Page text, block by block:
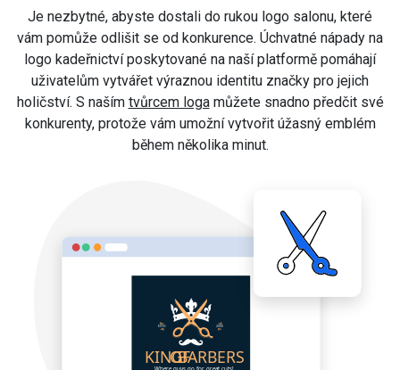
Je nezbytné, abyste dostali do rukou logo salonu, které
vám pomůže odlišit se od konkurence. Úchvatné nápady na
logo kadeřnictví poskytované na naší platformě pomáhají
uživatelům vytvářet výraznou identitu značky pro jejich
holičství. S naším tvůrcem logamůžete snadno předčit své
konkurenty, protože vám umožní vytvořit úžasný emblém
během několika minut.